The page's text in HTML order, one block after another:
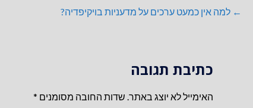
ניווט
← למה אין כמעט ערכים על מדעניות בויקיפדיה?
כתיבת תגובה
האימייל לא יוצג באתר. שדות החובה מסומנים *